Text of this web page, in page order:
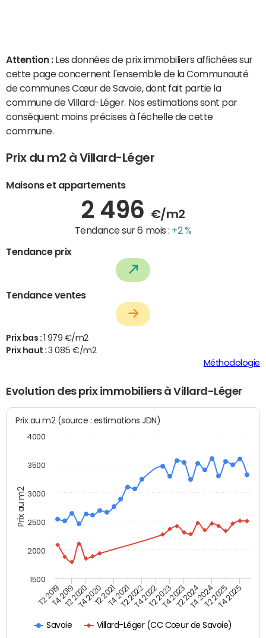
Attention : Les données de prix immobiliers affichées sur
cette page concernent l'ensemble de la Communauté
de communes Cœur de Savoie, dont fait partie la
commune de Villard-Léger. Nos estimations sont par
conséquent moins précises à l'échelle de cette
commune.
Prix du m2 à Villard-Léger
Maisons et appartements
2 496 €/m2
Tendance sur 6 mois : +2 %
Tendance prix
Tendance ventes
Prix bas :
1 979 €/m2
Prix haut :3 085 €/m2
Méthodologie
Evolution des prix immobiliers à Villard-Léger
Prix au m2
Prix au m2 (source : estimations JDN)
Savoie Villard-Léger (CC Cœur de Savoie)
T2 2019T4 2019T2 2020T4 2020T2 2021T4 2021T2 2022T4 2022T2 2023T4 2023T2 2024T4 2024T2 2025T4 2025
1500
2000
2500
3000
3500
4000